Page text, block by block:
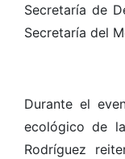
Secretaría de
Secretaría del
Durante el
ecológico de
Rodríguez